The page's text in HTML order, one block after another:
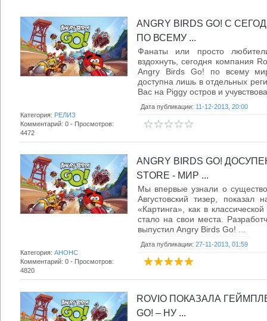
ANGRY BIRDS GO! С
ПО ВСЕМУ ...
Фанаты или просто
вздохнуть, сегодня компания
Angry Birds Go! по всему
доступна лишь в отдельных
Вас на Piggy остров и
Дата публикации: 11-12-2013, 20:00
Категория: РЕЛИЗ
Комментарий: 0 - Просмотров:
4472
ANGRY BIRDS GO!
STORE - МИР ...
Мы впервые узнали о
Августовский тизер,
«Картинга», как в
стало на свои места.
выпустил Angry Birds Go! ...
Дата публикации: 27-11-2013, 01:59
Категория: АНОНС
Комментарий: 0 - Просмотров:
4820
ROVIO ПОКАЗАЛА
GO! – НУ ...